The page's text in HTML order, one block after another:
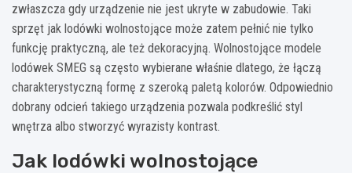
zwłaszcza gdy urządzenie nie jest ukryte w zabudowie. Taki
sprzęt jak lodówki wolnostojące może zatem pełnić nie tylko
funkcję praktyczną, ale też dekoracyjną. Wolnostojące modele
lodówek SMEG są często wybierane właśnie dlatego, że łączą
charakterystyczną formę z szeroką paletą kolorów. Odpowiednio
dobrany odcień takiego urządzenia pozwala podkreślić styl
wnętrza albo stworzyć wyrazisty kontrast.
Jak lodówki wolnostojące